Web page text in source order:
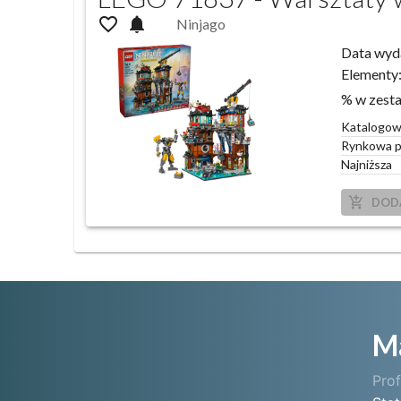
favorite_outline notifications
Ninjago
Data
Elementy:
% w
Rynkowa
Najniższa
add_shopping_cart